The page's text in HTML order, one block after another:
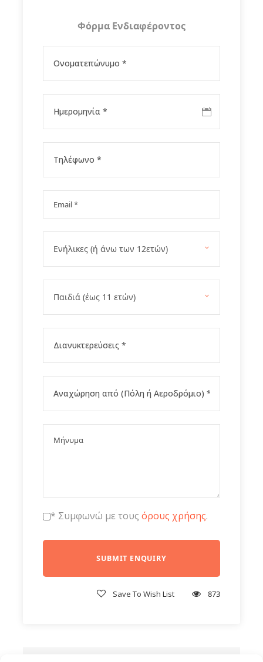
Φόρμα Ενδιαφέροντος
* Συμφωνώ με τους όρους χρήσης.
Save To Wish List 873
Gallery